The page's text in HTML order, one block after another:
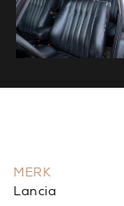
MERK
Lancia